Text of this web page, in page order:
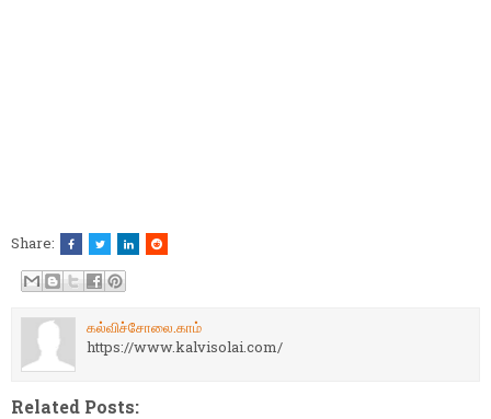
Share:
கல்விச்சோலை.காம்
https://www.kalvisolai.com/
Related Posts: